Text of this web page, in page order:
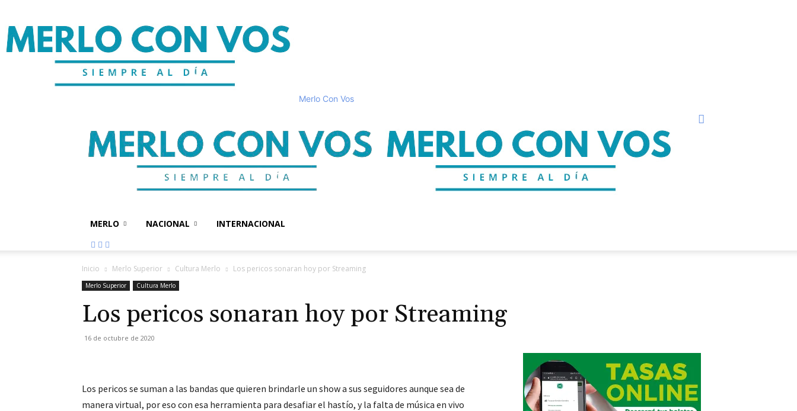
Merlo Con Vos
MERLO NACIONAL INTERNACIONAL
Inicio Merlo Superior Cultura Merlo Los pericos sonaran hoy por Streaming
Merlo Superior Cultura Merlo
Los pericos sonaran hoy por Streaming
16 de octubre de 2020
Los pericos se suman a las bandas que quieren brindarle un show a sus seguidores aunque sea de
manera virtual, por eso con esa herramienta para desafiar el hastío, y la falta de música en vivo